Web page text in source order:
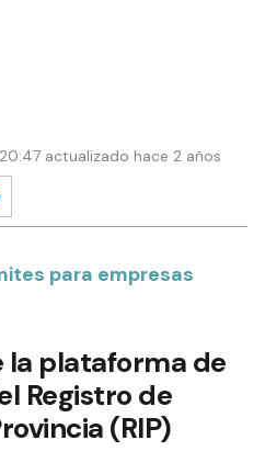
actualizado hace 2 años
para empresas
la plataforma de
Registro de
(RIP)